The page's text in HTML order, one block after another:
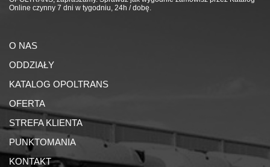
Online czynny 7 dni w tygodniu, 24h / dobę.
O NAS
ODDZIAŁY
KATALOG OPOLTRANS
OFERTA
STREFA KLIENTA
PUNKTOMANIA
KONTAKT